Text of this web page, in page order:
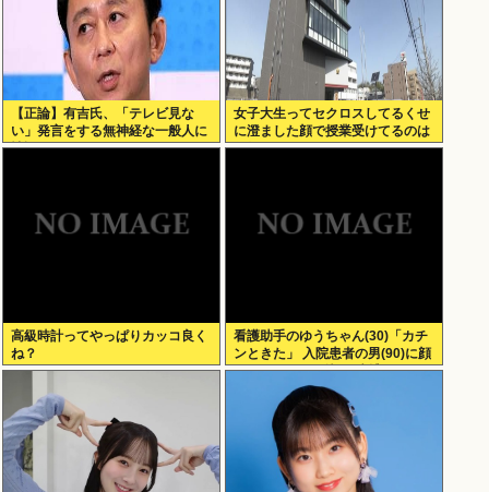
【正論】有吉氏、「テレビ見な
い」発言をする無神経な一般人に
憤慨
女子大生ってセクロスしてるくせ
に澄ました顔で授業受けてるのは
何故？？
高級時計ってやっぱりカッコ良く
ね？
看護助手のゆうちゃん(30)「カチ
ンときた」 入院患者の男(90)に顔
面パンチを叩き込む 逮捕